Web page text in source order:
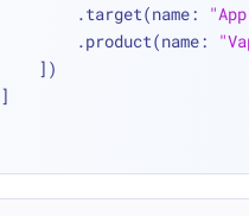
            .target(name:
            .product(name:
        ])
    ]